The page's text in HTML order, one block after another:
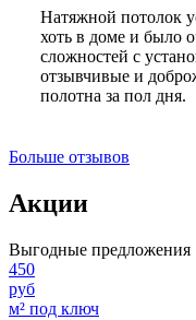
Натяжной потолок
хоть в доме и было
сложностей с
отзывчивые и
полотна за пол дня.
Больше отзывов
Акции
Выгодные предложения
450
руб
м² под ключ